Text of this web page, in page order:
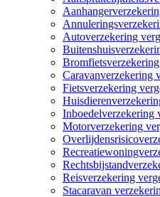
Autoverzekering
Caravanverzekering
Fietsverzekering
Inboedelverzekering
Motorverzekering
Reisverzekering
Stacaravan